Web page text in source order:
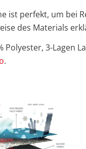
ist perfekt, um bei
des Materials
3-Lagen
.